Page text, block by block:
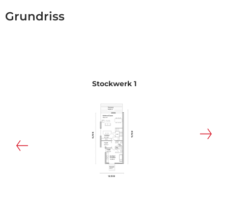
Grundriss
Stockwerk 1